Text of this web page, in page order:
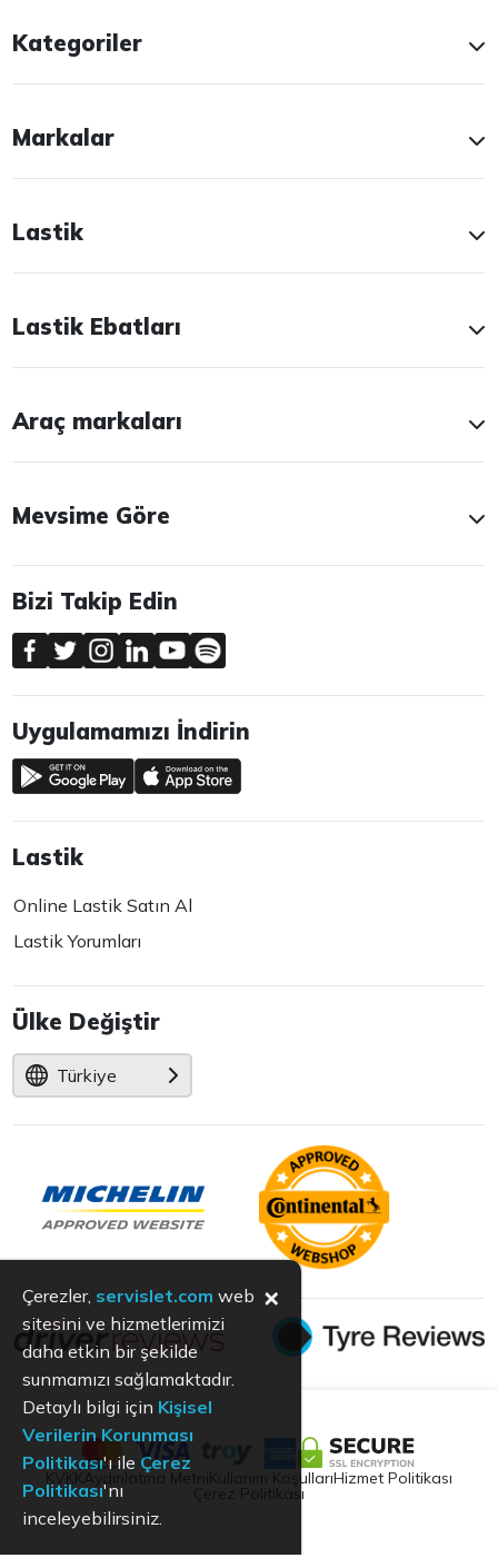
Kategoriler
Markalar
Lastik
Lastik Ebatları
Araç markaları
Mevsime Göre
Bizi Takip Edin
Uygulamamızı İndirin
Lastik
Online Lastik Satın Al
Lastik Yorumları
Ülke Değiştir
Türkiye
Aydınlatma Metni Kullanım KoşullarıHizmet Politikası
Çerez Politikası
Çerezler, servislet.com web
sitesini ve hizmetlerimizi
daha etkin bir şekilde
sunmamızı sağlamaktadır.
Detaylı bilgi için Kişisel
Verilerin Korunması
Politikası'ı ile Çerez
Politikası'nı
inceleyebilirsiniz.
×